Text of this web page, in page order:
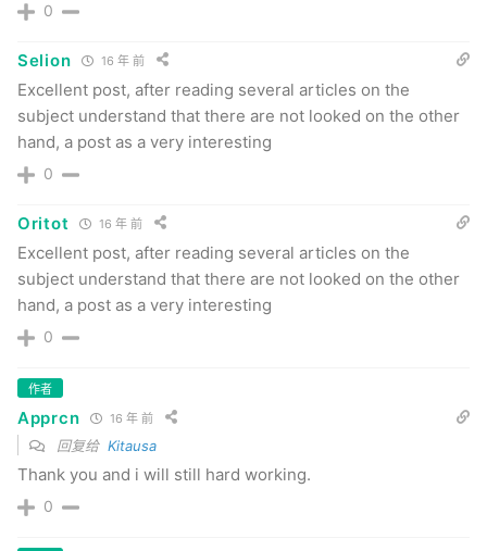
0
Selion 16 年 前
Excellent post, after reading several articles on the
subject understand that there are not looked on the other
hand, a post as a very interesting
0
Oritot 16 年 前
Excellent post, after reading several articles on the
subject understand that there are not looked on the other
hand, a post as a very interesting
0
作者
Apprcn 16 年 前
回复给 Kitausa
Thank you and i will still hard working.
0